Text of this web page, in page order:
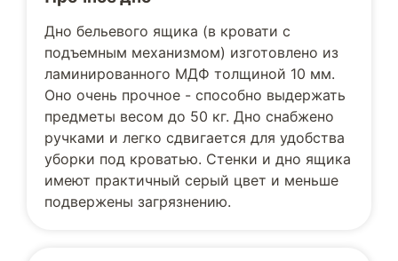
Дно бельевого ящика (в кровати с
подъемным механизмом) изготовлено из
ламинированного МДФ толщиной 10 мм.
Оно очень прочное - способно выдержать
предметы весом до 50 кг. Дно снабжено
ручками и легко сдвигается для удобства
уборки под кроватью. Стенки и дно ящика
имеют практичный серый цвет и меньше
подвержены загрязнению.